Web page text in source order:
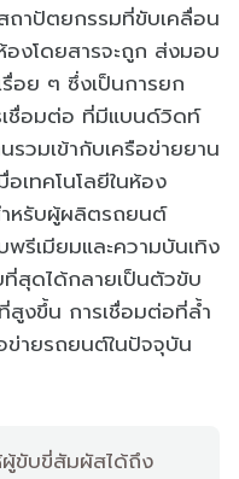
ถาปัตยกรรมที่ขับเคลื่อน
งโดยสารจะถูก ส่งมอบ
อย ๆ ซึ่งเป็นการยก
เชื่อมต่อ ที่มีแบนด์วิดท์
รวมเข้ากับเครือข่ายยาน
เทคโนโลยีในห้อง
หรับผู้ผลิตรถยนต์
รีเมียมและความบันเทิง
สุดได้กลายเป็นตัวขับ
งขึ้น การเชื่อมต่อที่ล้ำ
ข่ายรถยนต์ในปัจจุบัน
ขับขี่สัมผัสได้ถึง